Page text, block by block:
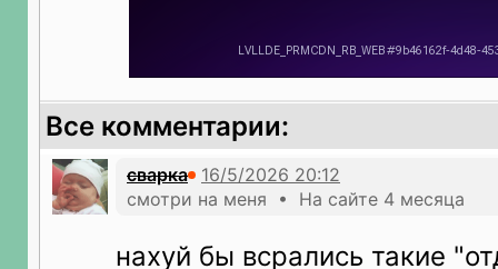
Все комментарии:
сварка
смотри на меня • На сайте 4 месяца
нахуй бы всрались такие